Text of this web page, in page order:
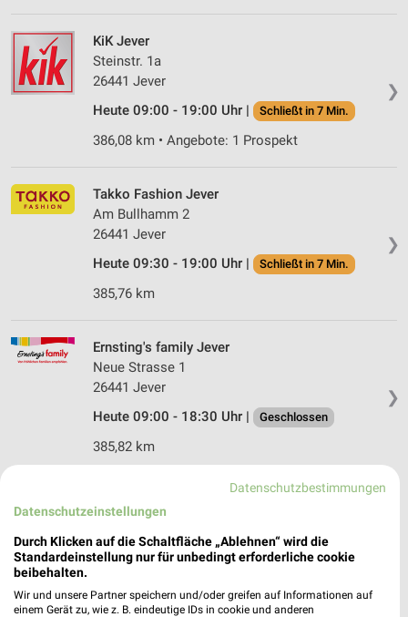
❯
KiK Jever
Steinstr. 1a
26441 Jever
Heute 09:00 - 19:00 Uhr |
Schließt in 7 Min.
386,08 km • Angebote: 1 Prospekt
❯
Takko Fashion Jever
Am Bullhamm 2
26441 Jever
Heute 09:30 - 19:00 Uhr |
Schließt in 7 Min.
385,76 km
❯
Ernsting's family Jever
Neue Strasse 1
26441 Jever
Heute 09:00 - 18:30 Uhr |
Geschlossen
385,82 km
Alter Markt 15
26441 Jever
Heute 09:00 - 18:30 Uhr |
385,79 km • Angebote: 2 Prospekte
Datenschutzbestimmungen
Datenschutzeinstellungen
Durch Klicken auf die Schaltfläche „Ablehnen“ wird die
Standardeinstellung nur für unbedingt erforderliche cookie
beibehalten.
Wir und unsere Partner speichern und/oder greifen auf Informationen auf
einem Gerät zu, wie z. B. eindeutige IDs in cookie und anderen